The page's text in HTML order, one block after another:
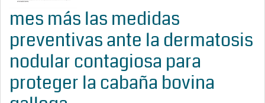
mes más las medidas
preventivas ante la dermatosis
nodular contagiosa para
proteger la cabaña bovina